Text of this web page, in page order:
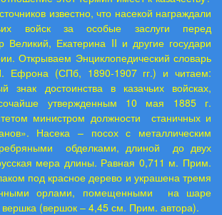
известно, что насекой награждали
войск за особые заслуги перед
Великий, Екатерина II и другие государи
Открываем Энциклопедический словарь
Ефрона (СПб, 1890-1907 гг.) и читаем:
знак достоинства в казачьих войсках,
утвержденным 10 мая 1885 г.
министром должности
станичных и
Насека – посох с металлическим
обделками, длиной
до двух
мера длины. Равная 0,711 м. Прим.
под красное дерево и украшена тремя
орлами, помещенными
на шаре
(вершок – 4,45 см. Прим. автора).